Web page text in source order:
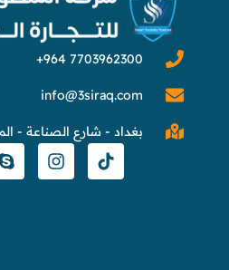
info@3siraq.com
بغداد - شارع الصناعة -